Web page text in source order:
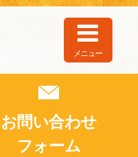
メニュー
お問い合わせ
フォーム